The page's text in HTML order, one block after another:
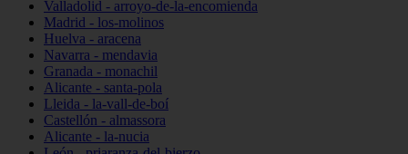
Valladolid - arroyo-de-la-encomienda
Madrid - los-molinos
Huelva - aracena
Navarra - mendavia
Granada - monachil
Alicante - santa-pola
Lleida - la-vall-de-boí
Castellón - almassora
Alicante - la-nucia